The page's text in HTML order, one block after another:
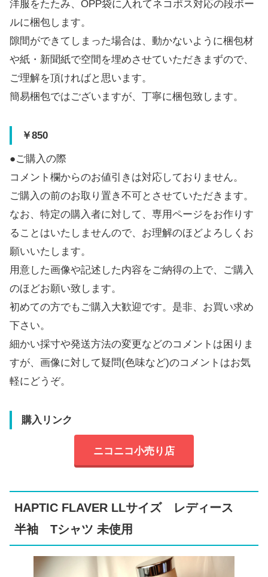
洋服をたたみ、OPP袋に入れてネコポス対応の段ボー
ルに梱包します。
隙間ができてしまった場合は、動かないように梱包材
や紙・新聞紙で空間を埋めさせていただきまずので、
ご理解を頂ければと思います。
簡易梱包ではございますが、丁寧に梱包致します。
￥850
●ご購入の際
コメント欄からのお値引きは対応しておりません。
ご購入の前のお取り置き不可とさせていただきます。
なお、特定の購入者に対して、専用ページをお作りす
ることはいたしませんので、お理解のほどよろしくお
願いいたします。
用意した画像や記述した内容をご納得の上で、ご購入
のほどお願い致します。
初めての方でもご購入大歓迎です。是非、お買い求め
下さい。
細かい採寸や発送方法の変更などのコメントは困りま
すが、画像に対して疑問(色味など)のコメントはお気
軽にどうぞ。
購入リンク
ニコニコ小売り店
HAPTIC FLAVER LLサイズ レディース
半袖 Tシャツ 未使用